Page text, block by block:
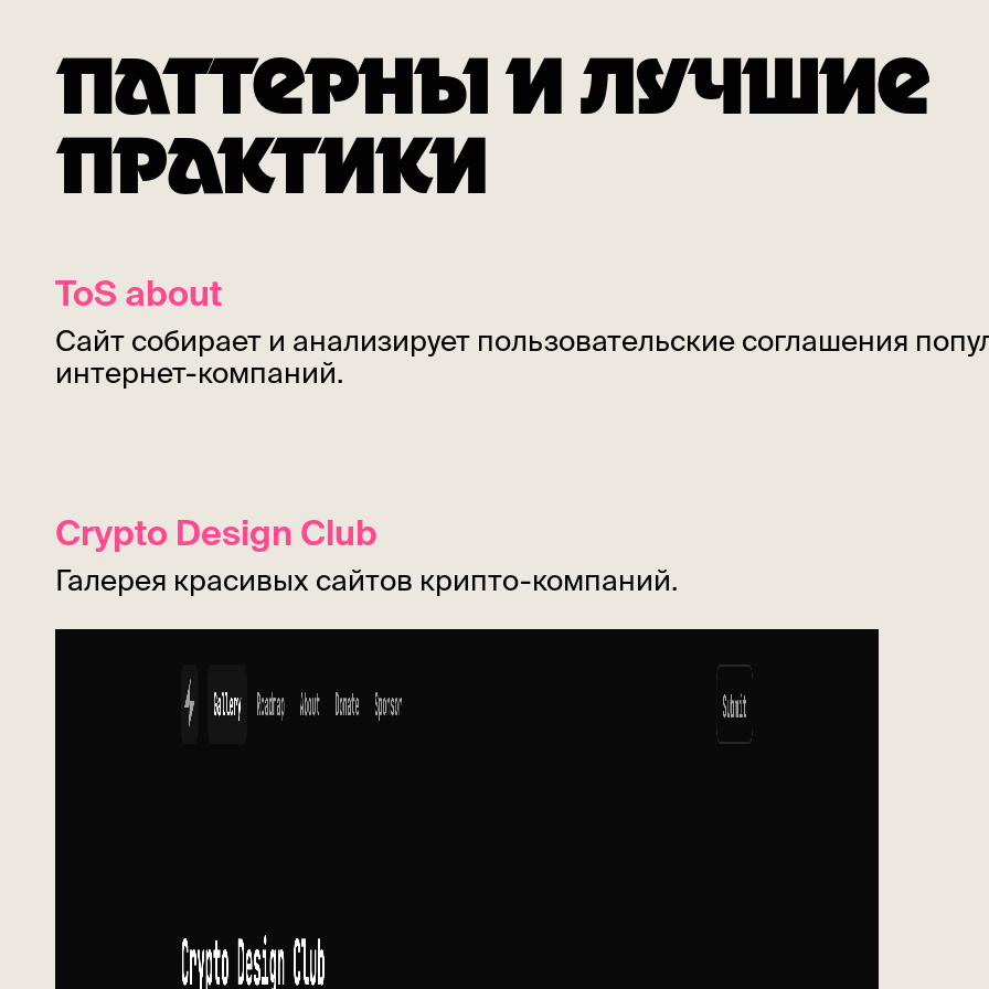
ПАТТЕРНЫ И ЛУЧШИЕ
ПРАКТИКИ
ToS about
Сайт собирает и анализирует пользовательские соглашения
интернет-компаний.
Crypto Design Club
Галерея красивых сайтов крипто-компаний.